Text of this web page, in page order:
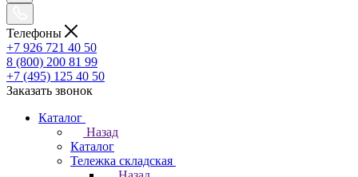
Телефоны
+7 926 721 40 50
8 (800) 200 81 99
+7 (495) 125 40 50
Заказать звонок
Каталог
Назад
Каталог
Тележка складская